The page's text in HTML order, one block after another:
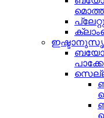
ഇഷ്ടാനുസൃത